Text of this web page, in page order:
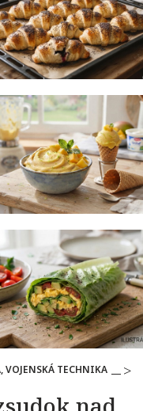
VOJENSKÁ TECHNIKA